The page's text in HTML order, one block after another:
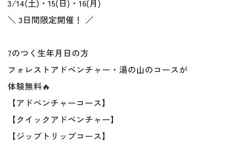
3/14(土)・15(日)・16(月)
＼ 3日間限定開催！ ／
7のつく生年月日の方
フォレストアドベンチャー・湯の山のコースが
体験無料🔥
【アドベンチャーコース】
【クイックアドベンチャー】
【ジップトリップコース】